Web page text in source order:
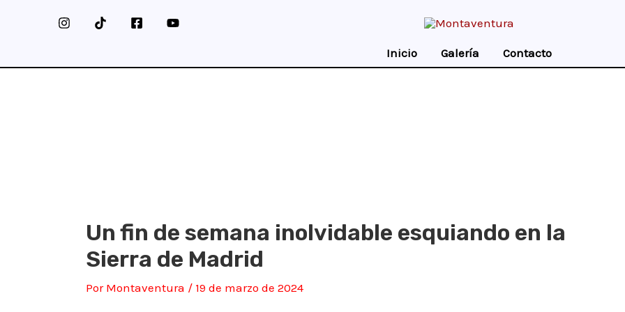
Inicio Galería Contacto
Un fin de semana inolvidable esquiando en la
Sierra de Madrid
Por Montaventura / 19 de marzo de 2024